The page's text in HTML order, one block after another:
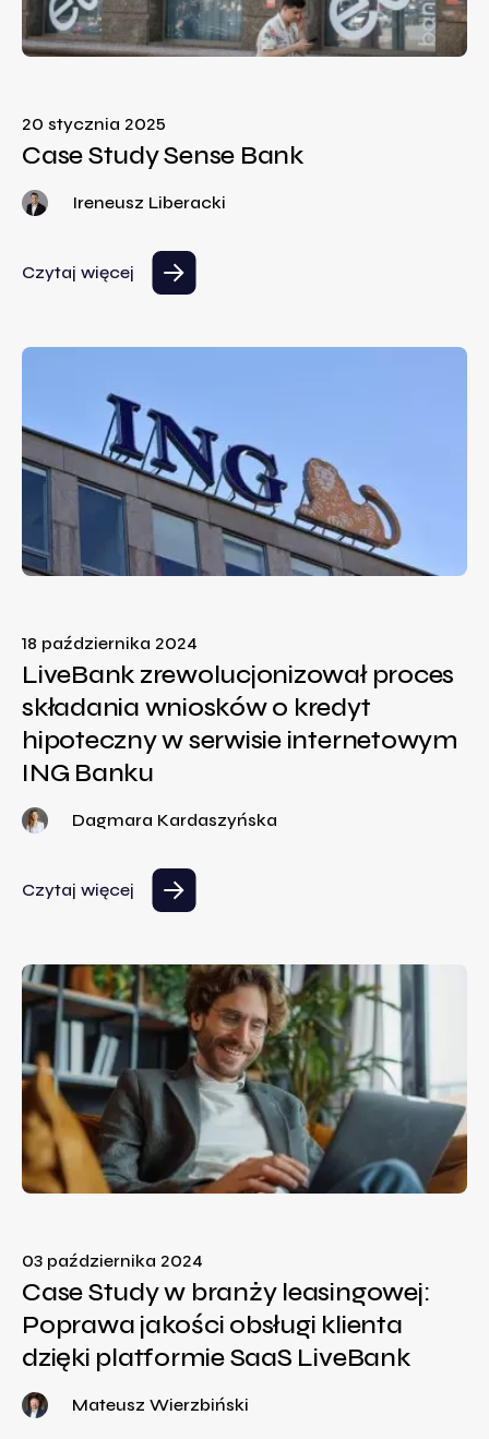
20 stycznia 2025
Case Study Sense Bank
Ireneusz Liberacki
Czytaj więcej
18 października 2024
LiveBank zrewolucjonizował proces
składania wniosków o kredyt
hipoteczny w serwisie internetowym
ING Banku
Dagmara Kardaszyńska
Czytaj więcej
03 października 2024
Case Study w branży leasingowej:
Poprawa jakości obsługi klienta
dzięki platformie SaaS LiveBank
Mateusz Wierzbiński